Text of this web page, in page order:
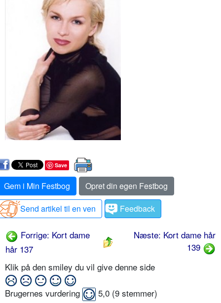
Save
Gem i Min Festbog
Opret din egen Festbog
Send artikel til en ven
Feedback
Forrige: Kort dame
hår 137
Næste: Kort dame hår
139
Klik på den smiley du vil give denne side
Brugernes vurdering 5,0 (9 stemmer)